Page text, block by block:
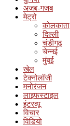
अजब-गजब
मेट्रो
कोलकाता
दिल्ली
चंडीगढ़
चेन्नई
मुंबई
खेल
टेक्नोलॉजी
मनोरंजन
लाइफस्टाइल
इंटरव्यू
विचार
विडियो